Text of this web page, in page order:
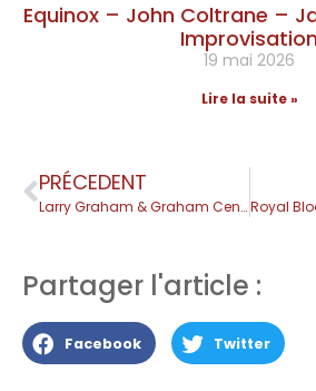
Equinox – John Coltrane –
Improvisation
19 mai 2026
Lire la suite »
PRÉCEDENT
Larry Graham & Graham Central Station – Live
Partager l'article :
Facebook Twitter